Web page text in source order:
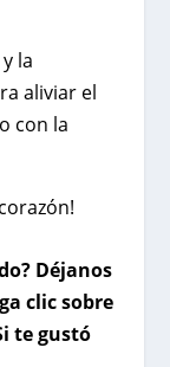
la
aliviar el
con la
Déjanos
clic sobre
te gustó